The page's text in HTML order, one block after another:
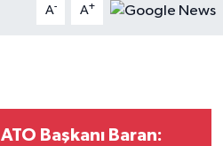
A- A+
ATO Başkanı Baran: